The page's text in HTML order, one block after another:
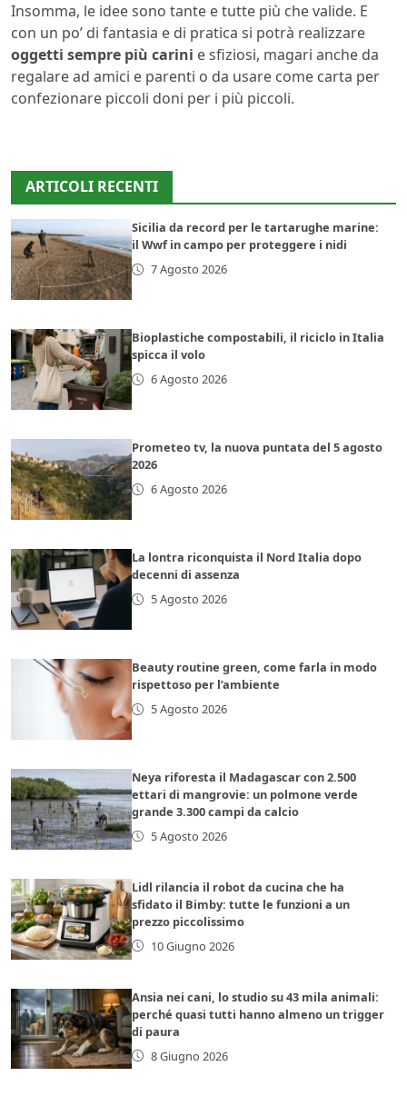
Insomma, le idee sono tante e tutte più che valide. E
con un po’ di fantasia e di pratica si potrà realizzare
oggetti sempre più carini e sfiziosi, magari anche da
regalare ad amici e parenti o da usare come carta per
confezionare piccoli doni per i più piccoli.
ARTICOLI RECENTI
Sicilia da record per le tartarughe marine:
il Wwf in campo per proteggere i nidi
7 Agosto 2026
Bioplastiche compostabili, il riciclo in Italia
spicca il volo
6 Agosto 2026
Prometeo tv, la nuova puntata del 5 agosto
2026
6 Agosto 2026
La lontra riconquista il Nord Italia dopo
decenni di assenza
5 Agosto 2026
Beauty routine green, come farla in modo
rispettoso per l’ambiente
5 Agosto 2026
Neya riforesta il Madagascar con 2.500
ettari di mangrovie: un polmone verde
grande 3.300 campi da calcio
5 Agosto 2026
Lidl rilancia il robot da cucina che ha
sfidato il Bimby: tutte le funzioni a un
prezzo piccolissimo
10 Giugno 2026
Ansia nei cani, lo studio su 43 mila animali:
perché quasi tutti hanno almeno un trigger
di paura
8 Giugno 2026